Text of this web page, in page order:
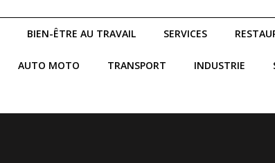
BIEN-ÊTRE AU TRAVAIL SERVICES
AUTO MOTO TRANSPORT INDUSTRIE